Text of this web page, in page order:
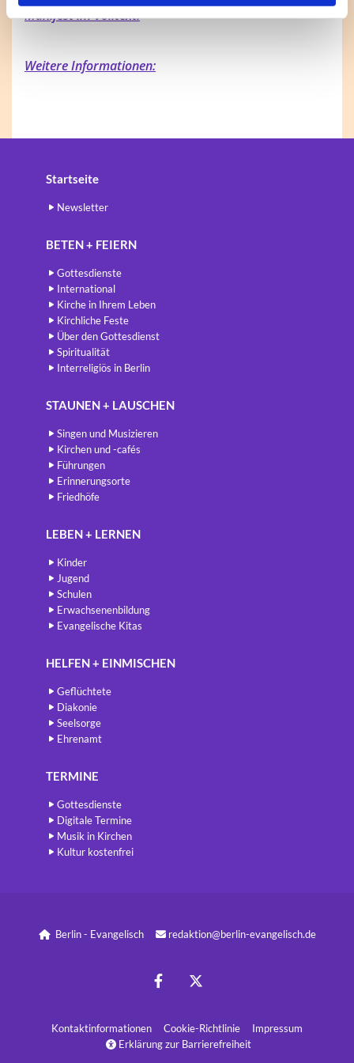
Manifest im Volltext:
Weitere Informationen:
Startseite
Newsletter
BETEN + FEIERN
Gottesdienste
International
Kirche in Ihrem Leben
Kirchliche Feste
Über den Gottesdienst
Spiritualität
Interreligiös in Berlin
STAUNEN + LAUSCHEN
Singen und Musizieren
Kirchen und -cafés
Führungen
Erinnerungsorte
Friedhöfe
LEBEN + LERNEN
Kinder
Jugend
Schulen
Erwachsenenbildung
Evangelische Kitas
HELFEN + EINMISCHEN
Geflüchtete
Diakonie
Seelsorge
Ehrenamt
TERMINE
Gottesdienste
Digitale Termine
Musik in Kirchen
Kultur kostenfrei
Berlin - Evangelisch  redaktion@berlin-evangelisch.de
Kontaktinformationen Cookie-Richtlinie Impressum
Erklärung zur Barrierefreiheit